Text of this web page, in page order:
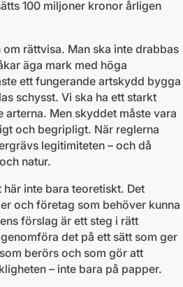
100 miljoner kronor årligen
rättvisa. Man ska inte drabbas
äga mark med höga
ett fungerande artskydd bygga
schysst. Vi ska ha ett starkt
Men skyddet måste vara
och begripligt. När reglerna
legitimiteten – och då
natur.
inte bara teoretiskt. Det
och företag som behöver kunna
förslag är ett steg i rätt
det på ett sätt som ger
berörs och som gör att
– inte bara på papper.